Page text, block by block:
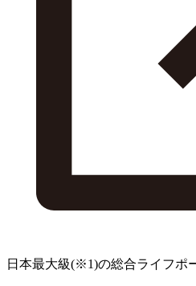
日本最大級(※1)の総合ライフポ